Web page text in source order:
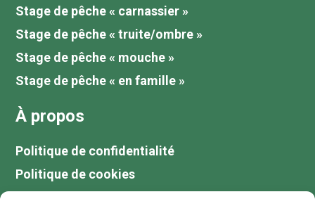
Stage de pêche « carnassier »
Stage de pêche « truite/ombre »
Stage de pêche « mouche »
Stage de pêche « en famille »
À propos
Politique de confidentialité
Politique de cookies